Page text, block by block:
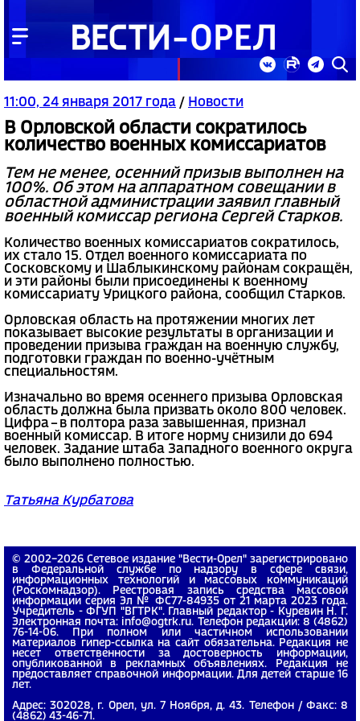
11:00, 24 января 2017 года / Новости
В Орловской области сократилось
количество военных комиссариатов
Тем не менее, осенний призыв выполнен на
100%. Об этом на аппаратном совещании в
областной администрации заявил главный
военный комиссар региона Сергей Старков.
Количество военных комиссариатов сократилось,
их стало 15. Отдел военного комиссариата по
Сосковскому и Шаблыкинскому районам сокращён,
и эти районы были присоединены к военному
комиссариату Урицкого района, сообщил Старков.
Орловская область на протяжении многих лет
показывает высокие результаты в организации и
проведении призыва граждан на военную службу,
подготовки граждан по военно-учётным
специальностям.
Изначально во время осеннего призыва Орловская
область должна была призвать около 800 человек.
Цифра – в полтора раза завышенная, признал
военный комиссар. В итоге норму снизили до 694
человек. Задание штаба Западного военного округа
было выполнено полностью.
Татьяна Курбатова
© 2002−2026 Сетевое издание "Вести-Орел" зарегистрировано
в Федеральной службе по надзору в сфере связи,
информационных технологий и массовых коммуникаций
(Роскомнадзор). Реестровая запись средства массовой
информации серия Эл № ФС77-84935 от 21 марта 2023 года.
Учредитель - ФГУП "ВГТРК". Главный редактор - Куревин Н. Г.
Электронная почта: info@ogtrk.ru. Телефон редакции: 8 (4862)
76-14-06. При полном или частичном использовании
материалов гипер-ссылка на сайт обязательна. Редакция не
несет ответственности за достоверность информации,
опубликованной в рекламных объявлениях. Редакция не
предоставляет справочной информации. Для детей старше 16
лет.
Адрес: 302028, г. Орел, ул. 7 Ноября, д. 43. Телефон / Факс: 8
(4862) 43-46-71.